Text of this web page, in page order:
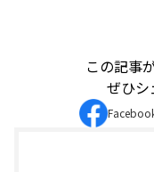
この記事
ぜひシ